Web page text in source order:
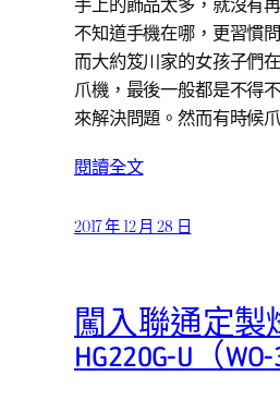
不知道手機在哪，更習慣
而大約笈川家的女孩子們
爪機，最後一般都是不得
來解決問題。然而有時候
閱讀全文
2017 年 12 月 28 日
闖入聯通定製
HG220G-U（WO-